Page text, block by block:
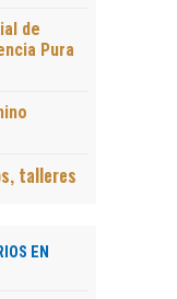
de
Pura
talleres
EN